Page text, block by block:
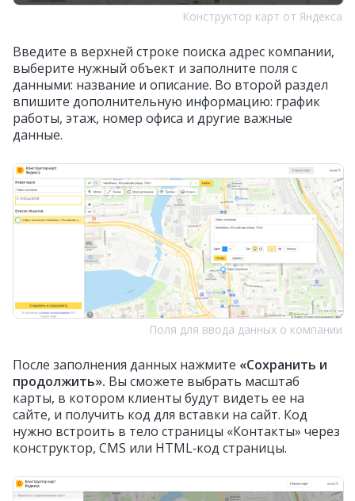
Конструктор карт от Яндекса
Введите в верхней строке поиска адрес компании,
выберите нужный объект и заполните поля с
данными: название и описание. Во второй раздел
впишите дополнительную информацию: график
работы, этаж, номер офиса и другие важные
данные.
Поля для ввода данных о компании
После заполнения данных нажмите «Сохранить и
продолжить». Вы сможете выбрать масштаб
карты, в котором клиенты будут видеть ее на
сайте, и получить код для вставки на сайт. Код
нужно встроить в тело страницы «Контакты» через
конструктор, CMS или HTML‑код страницы.